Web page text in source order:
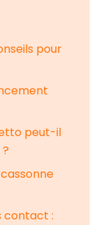
pour
peut-il
contact :